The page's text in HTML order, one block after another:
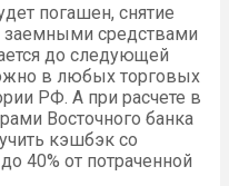
погашен, снятие
заемными средствами
до следующей
в любых торговых
РФ. А при расчете в
Восточного банка
кэшбэк со
40% от потраченной